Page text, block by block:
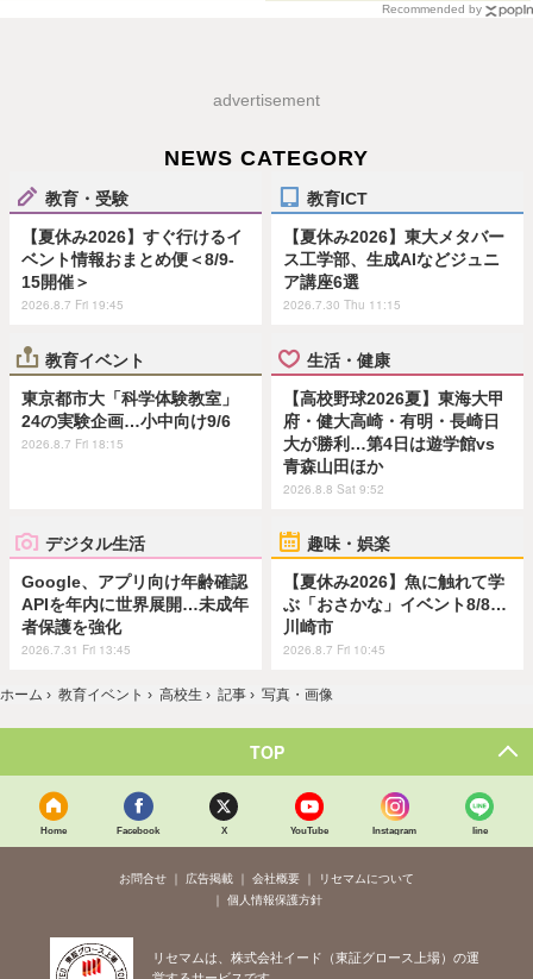
Recommended by
advertisement
NEWS CATEGORY
教育・受験
【夏休み2026】すぐ行けるイ
ベント情報おまとめ便＜8/9-
15開催＞
2026.8.7 Fri 19:45
教育ICT
【夏休み2026】東大メタバー
ス工学部、生成AIなどジュニ
ア講座6選
2026.7.30 Thu 11:15
教育イベント
東京都市大「科学体験教室」
24の実験企画…小中向け9/6
2026.8.7 Fri 18:15
生活・健康
【高校野球2026夏】東海大甲
府・健大高崎・有明・長崎日
大が勝利…第4日は遊学館vs
青森山田ほか
2026.8.8 Sat 9:52
デジタル生活
Google、アプリ向け年齢確認
APIを年内に世界展開…未成年
者保護を強化
2026.7.31 Fri 13:45
趣味・娯楽
【夏休み2026】魚に触れて学
ぶ「おさかな」イベント8/8…
川崎市
2026.8.7 Fri 10:45
ホーム › 教育イベント › 高校生 › 記事 › 写真・画像
TOP
Home Facebook X YouTube Instagram line
お問合せ 広告掲載 会社概要
リセマムについて
個人情報保護方針
リセマムは、株式会社イード（東証グロース上場）の運